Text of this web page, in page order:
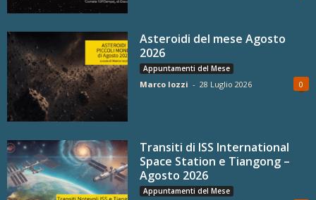
Asteroidi del mese Agosto
2026
Appuntamenti del Mese
Marco Iozzi - 28 Luglio 2026 0
Transiti di ISS International
Space Station e Tiangong –
Agosto 2026
Appuntamenti del Mese